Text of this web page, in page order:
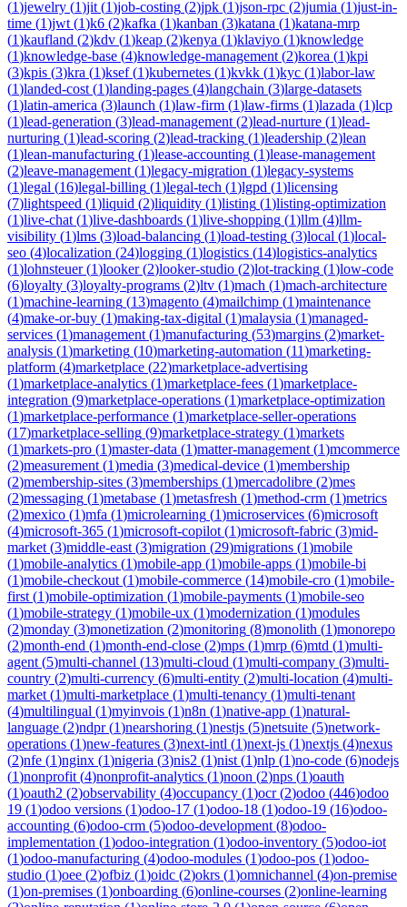
(1)jewelry (1)jit (1)job-costing (2)jpk (1)json-rpc (2)jumia (1)just-in-
time (1)jwt (1)k6 (2)kafka (1)kanban (3)katana (1)katana-mrp
(1)kaufland (2)kdv (1)keap (2)kenya (1)klaviyo (1)knowledge
(1)knowledge-base (4)knowledge-management (2)korea (1)kpi
(3)kpis (3)kra (1)ksef(1)kubernetes (1)kvkk (1)kyc (1)labor-law
(1)landed-cost (1)landing-pages (4)langchain (3)large-datasets
(1)latin-america (3)launch (1)law-firm (1)law-firms (1)lazada (1)lcp
(1)lead-generation (3)lead-management (2)lead-nurture (1)lead-
nurturing (1)lead-scoring (2)lead-tracking (1)leadership (2)lean
(1)lean-manufacturing (1)lease-accounting (1)lease-management
(2)leave-management (1)legacy-migration (1)legacy-systems
(1)legal (16)legal-billing (1)legal-tech (1)lgpd (1)licensing
(7)lightspeed (1)liquid (2)liquidity (1)listing (1)listing-optimization
(1)live-chat (1)live-dashboards (1)live-shopping (1)llm (4)llm-
visibility (1)lms (3)load-balancing (1)load-testing (3)local (1)local-
seo (4)localization (24)logging (1)logistics (14)logistics-analytics
(1)lohnsteuer(1)looker(2)looker-studio (2)lot-tracking (1)low-code
(6)loyalty (3)loyalty-programs (2)ltv (1)mach (1)mach-architecture
(1)machine-learning (13)magento (4)mailchimp (1)maintenance
(4)make-or-buy (1)making-tax-digital (1)malaysia (1)managed-
services (1)management (1)manufacturing (53)margins (2)market-
analysis (1)marketing (10)marketing-automation (11)marketing-
platform (4)marketplace (22)marketplace-advertising
(1)marketplace-analytics (1)marketplace-fees (1)marketplace-
integration (9)marketplace-operations (1)marketplace-optimization
(1)marketplace-performance (1)marketplace-seller-operations
(17)marketplace-selling (9)marketplace-strategy (1)markets
(1)markets-pro (1)master-data (1)matter-management (1)mcommerce
(2)measurement (1)media (3)medical-device (1)membership
(2)membership-sites (3)memberships (1)mercadolibre (2)mes
(2)messaging (1)metabase (1)metasfresh (1)method-crm (1)metrics
(2)mexico (1)mfa (1)microlearning (1)microservices (6)microsoft
(4)microsoft-365 (1)microsoft-copilot (1)microsoft-fabric (3)mid-
market (3)middle-east (3)migration (29)migrations (1)mobile
(1)mobile-analytics (1)mobile-app (1)mobile-apps (1)mobile-bi
(1)mobile-checkout (1)mobile-commerce (14)mobile-cro (1)mobile-
first (1)mobile-optimization (1)mobile-payments (1)mobile-seo
(1)mobile-strategy (1)mobile-ux (1)modernization (1)modules
(2)monday (3)monetization (2)monitoring (8)monolith (1)monorepo
(2)month-end (1)month-end-close (2)mps (1)mrp (6)mtd (1)multi-
agent (5)multi-channel (13)multi-cloud (1)multi-company (3)multi-
country (2)multi-currency (6)multi-entity (2)multi-location (4)multi-
market (1)multi-marketplace (1)multi-tenancy (1)multi-tenant
(4)multilingual (1)myinvois (1)n8n (1)native-app (1)natural-
language (2)ndpr(1)nearshoring (1)nestjs (5)netsuite (5)network-
operations (1)new-features (3)next-intl (1)next-js (1)nextjs (4)nexus
(2)nfe (1)nginx (1)nigeria (3)nis2 (1)nist (1)nlp (1)no-code (6)nodejs
(1)nonprofit (4)nonprofit-analytics (1)noon (2)nps (1)oauth
(1)oauth2 (2)observability (4)occupancy (1)ocr(2)odoo (446)odoo
19 (1)odoo versions (1)odoo-17 (1)odoo-18 (1)odoo-19 (16)odoo-
accounting (6)odoo-crm (5)odoo-development (8)odoo-
implementation (1)odoo-integration (1)odoo-inventory (5)odoo-iot
(1)odoo-manufacturing (4)odoo-modules (1)odoo-pos (1)odoo-
studio (1)oee (2)ofbiz (1)oidc (2)okrs (1)omnichannel (4)on-premise
(1)on-premises (1)onboarding (6)online-courses (2)online-learning